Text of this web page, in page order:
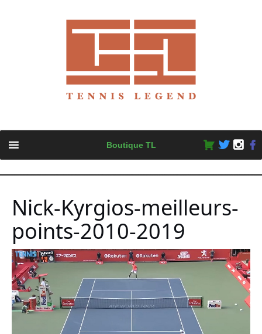
content
Boutique TL
Nick-Kyrgios-meilleurs-
points-2010-2019